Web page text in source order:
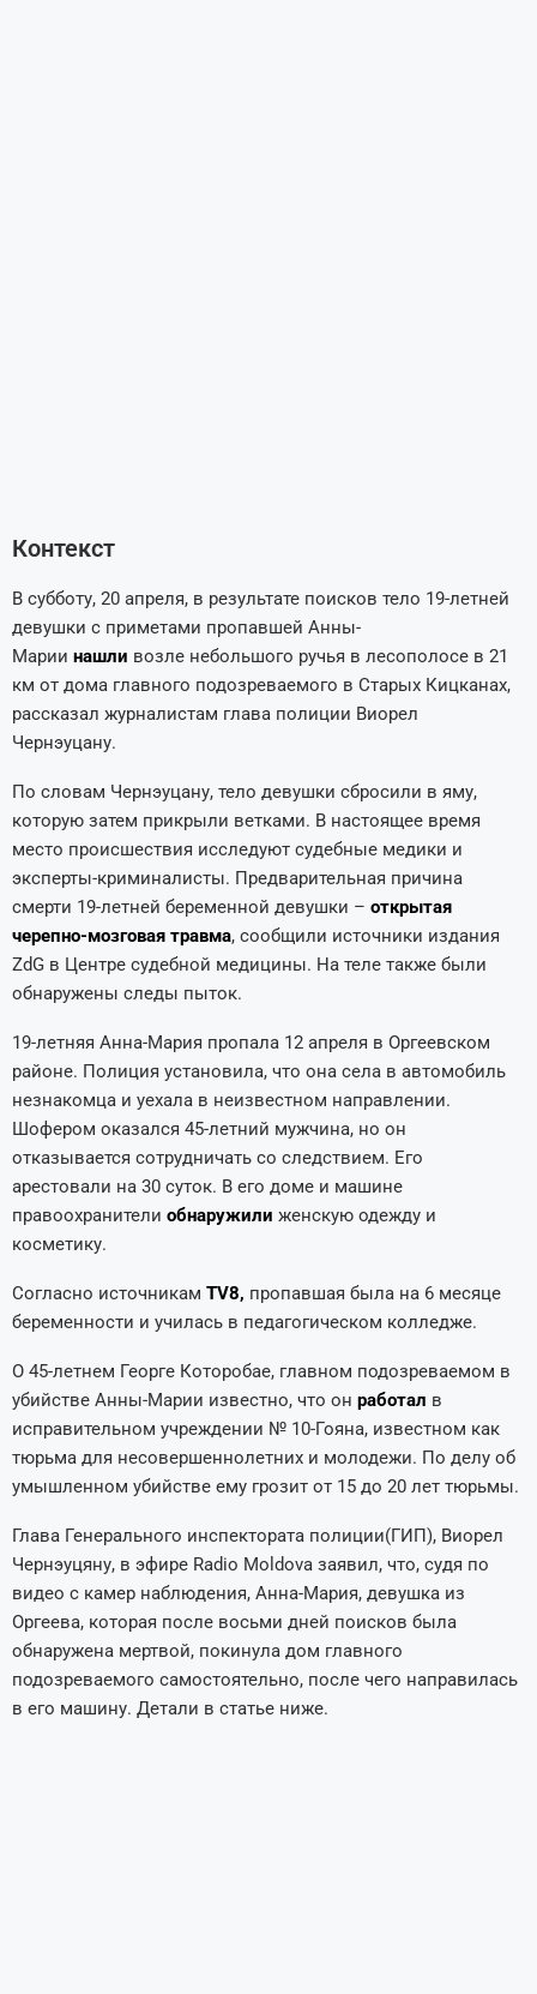
Контекст
В субботу, 20 апреля, в результате поисков тело 19-летней
девушки с приметами пропавшей Анны-
Марии нашли возле небольшого ручья в лесополосе в 21
км от дома главного подозреваемого в Старых Кицканах,
рассказал журналистам глава полиции Виорел
Чернэуцану.
По словам Чернэуцану, тело девушки сбросили в яму,
которую затем прикрыли ветками. В настоящее время
место происшествия исследуют судебные медики и
эксперты-криминалисты. Предварительная причина
смерти 19-летней беременной девушки – открытая
черепно-мозговая травма, сообщили источники издания
ZdG в Центре судебной медицины. На теле также были
обнаружены следы пыток.
19-летняя Анна-Мария пропала 12 апреля в Оргеевском
районе. Полиция установила, что она села в автомобиль
незнакомца и уехала в неизвестном направлении.
Шофером оказался 45-летний мужчина, но он
отказывается сотрудничать со следствием. Его
арестовали на 30 суток. В его доме и машине
правоохранители обнаружили женскую одежду и
косметику.
Согласно источникам TV8, пропавшая была на 6 месяце
беременности и училась в педагогическом колледже.
О 45-летнем Георге Которобае, главном подозреваемом в
убийстве Анны-Марии известно, что он работал в
исправительном учреждении № 10-Гояна, известном как
тюрьма для несовершеннолетних и молодежи. По делу об
умышленном убийстве ему грозит от 15 до 20 лет тюрьмы.
Глава Генерального инспектората полиции(ГИП), Виорел
Чернэуцяну, в эфире Radio Moldova заявил, что, судя по
видео с камер наблюдения, Анна-Мария, девушка из
Оргеева, которая после восьми дней поисков была
обнаружена мертвой, покинула дом главного
подозреваемого самостоятельно, после чего направилась
в его машину. Детали в статье ниже.